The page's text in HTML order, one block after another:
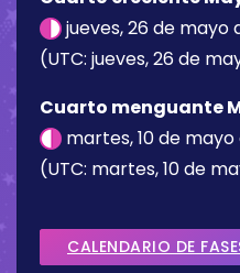
jueves, 26 de mayo
(UTC: jueves, 26 de
Cuarto menguante
martes, 10 de mayo
(UTC: martes, 10 de
CALENDARIO DE